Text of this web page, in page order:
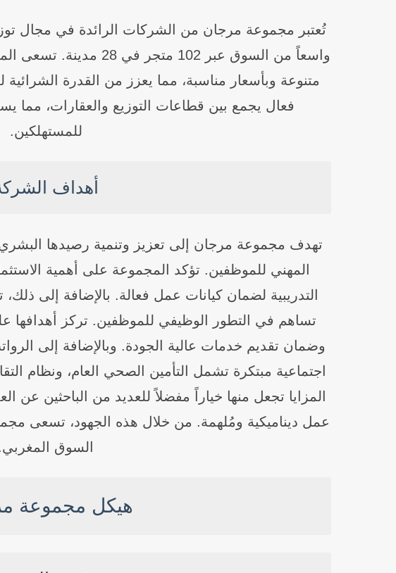
تُعتبر مجموعة مرجان من الشركات الرائدة في مجال
واسعاً من السوق عبر 102
متنوعة وبأسعار مناسبة، مما يعزز من القدرة
فعال يجمع بين قطاعات التوزيع والعقارات، مما
للمستهلكين.
أهداف
تهدف مجموعة مرجان إلى تعزيز وتنمية رصيدها
المهني للموظفين. تؤكد المجموعة على أهمية
التدريبية لضمان كيانات عمل فعالة. بالإضافة إلى
تساهم في التطور الوظيفي للموظفين. تركز أهدافها
وضمان تقديم خدمات عالية الجودة. وبالإضافة إلى
اجتماعية مبتكرة تشمل التأمين الصحي العام، ونظام
المزايا تجعل منها خياراً مفضلاً للعديد من الباحثين عن
عمل ديناميكية ومُلهمة. من خلال هذه الجهود، تسعى
السوق
هيكل مجموعة